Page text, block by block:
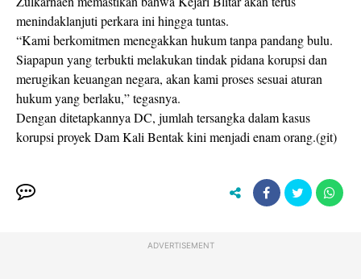
menindaklanjuti perkara ini hingga tuntas.
“Kami berkomitmen menegakkan hukum tanpa pandang bulu.
Siapapun yang terbukti melakukan tindak pidana korupsi dan
merugikan keuangan negara, akan kami proses sesuai aturan
hukum yang berlaku,” tegasnya.
Dengan ditetapkannya DC, jumlah tersangka dalam kasus
korupsi proyek Dam Kali Bentak kini menjadi enam orang.(git)
ADVERTISEMENT